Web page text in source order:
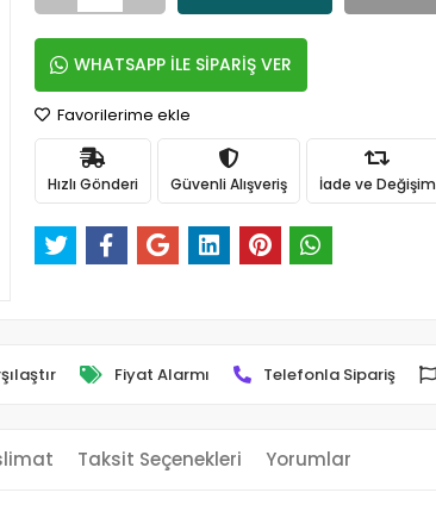
WHATSAPP İLE SİPARİŞ VER
Favorilerime ekle
Hızlı Gönderi Güvenli Alışveriş İade ve Değişim
Fiyat Alarmı Telefonla Sipariş
Taksit Seçenekleri Yorumlar